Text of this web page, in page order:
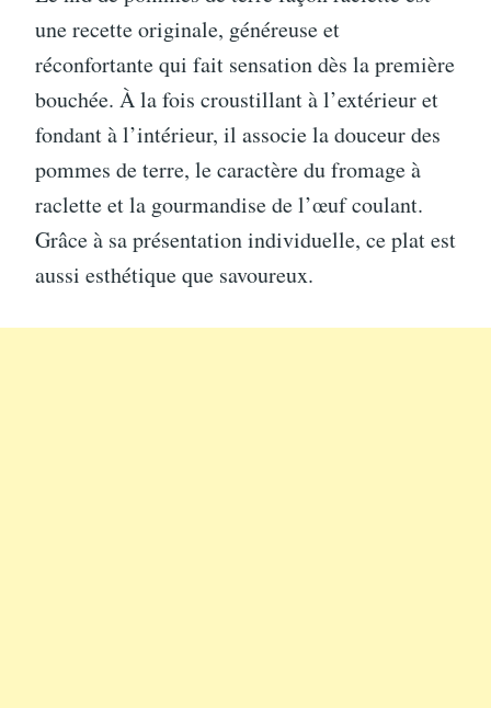
une recette originale, généreuse et
réconfortante qui fait sensation dès la première
bouchée. À la fois croustillant à l’extérieur et
fondant à l’intérieur, il associe la douceur des
pommes de terre, le caractère du fromage à
raclette et la gourmandise de l’œuf coulant.
Grâce à sa présentation individuelle, ce plat est
aussi esthétique que savoureux.